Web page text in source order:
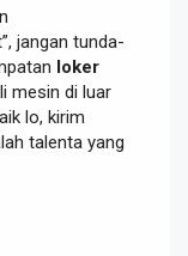
jangan tunda-
loker
mesin di luar
lo, kirim
talenta yang